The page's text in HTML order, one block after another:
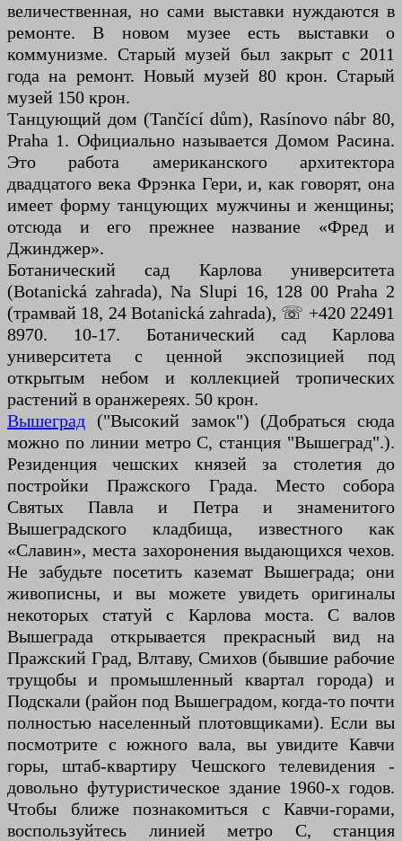
величественная, но сами выставки нуждаются в
ремонте. В новом музее есть выставки о
коммунизме. Старый музей был закрыт с 2011
года на ремонт. Новый музей 80 крон. Старый
музей 150 крон.
Танцующий дом (Tančící dům), Rasínovo nábr 80,
Praha 1. Официально называется Домом Расина.
Это работа американского архитектора
двадцатого века Фрэнка Гери, и, как говорят, она
имеет форму танцующих мужчины и женщины;
отсюда и его прежнее название «Фред и
Джинджер».
Ботанический сад Карлова университета
(Botanická zahrada), Na Slupi 16, 128 00 Praha 2
(трамвай 18, 24 Botanická zahrada), ☏ +420 22491
8970. 10-17. Ботанический сад Карлова
университета с ценной экспозицией под
открытым небом и коллекцией тропических
растений в оранжереях. 50 крон.
Вышеград ("Высокий замок") (Добраться сюда
можно по линии метро С, станция "Вышеград".).
Резиденция чешских князей за столетия до
постройки Пражского Града. Место собора
Святых Павла и Петра и знаменитого
Вышеградского кладбища, известного как
«Славин», места захоронения выдающихся чехов.
Не забудьте посетить каземат Вышеграда; они
живописны, и вы можете увидеть оригиналы
некоторых статуй с Карлова моста. С валов
Вышеграда открывается прекрасный вид на
Пражский Град, Влтаву, Смихов (бывшие рабочие
трущобы и промышленный квартал города) и
Подскали (район под Вышеградом, когда-то почти
полностью населенный плотовщиками). Если вы
посмотрите с южного вала, вы увидите Кавчи
горы, штаб-квартиру Чешского телевидения -
довольно футуристическое здание 1960-х годов.
Чтобы ближе познакомиться с Кавчи-горами,
воспользуйтесь линией метро C, станция